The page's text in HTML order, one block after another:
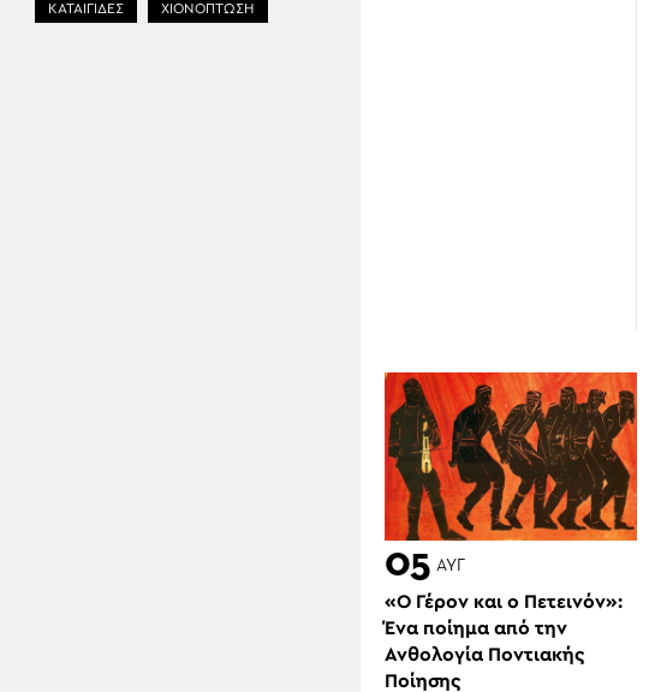
ΚΑΤΑΙΓΙΔΕΣ ΧΙΟΝΟΠΤΩΣΗ
05 ΑΥΓ
«Ο Γέρον και ο Πετεινόν»:
Ένα ποίημα από την
Ανθολογία Ποντιακής
Ποίησης